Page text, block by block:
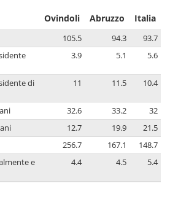
Ovindoli Abruzzo Italia
105.5 94.3
93.7
3.9 5.1 5.6
di
11 11.5 10.4
32.6 33.2
32
12.7 19.9
21.5
256.7 167.1
148.7
e
4.4 4.5 5.4